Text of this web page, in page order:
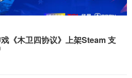
大师挑战赛亮相2026
《木卫四协议》上架Steam 支